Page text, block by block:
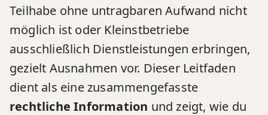
Teilhabe ohne untragbaren Aufwand nicht
möglich ist oder Kleinstbetriebe
ausschließlich Dienstleistungen erbringen,
gezielt Ausnahmen vor. Dieser Leitfaden
dient als eine zusammengefasste
rechtliche Information und zeigt, wie du